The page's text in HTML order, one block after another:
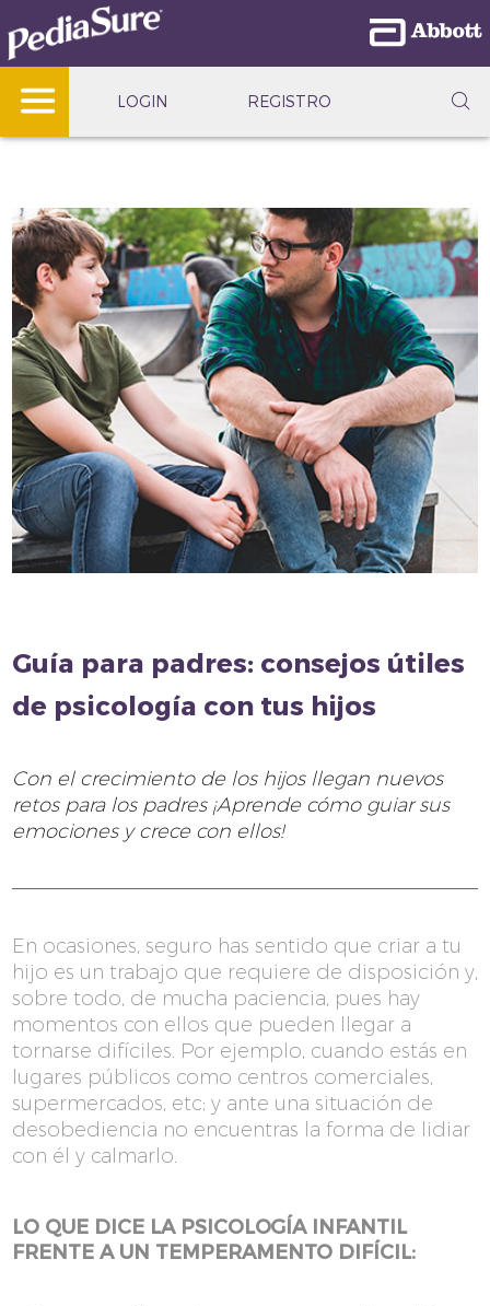
REGISTRO
LOGIN
Guía para padres: consejos útiles
de psicología con tus hijos
Con el crecimiento de los hijos llegan nuevos
retos para los padres ¡Aprende cómo guiar sus
emociones y crece con ellos!
En ocasiones, seguro has sentido que criar a tu
hijo es un trabajo que requiere de disposición y,
sobre todo, de mucha paciencia, pues hay
momentos con ellos que pueden llegar a
tornarse difíciles. Por ejemplo, cuando estás en
lugares públicos como centros comerciales,
supermercados, etc; y ante una situación de
desobediencia no encuentras la forma de lidiar
con él y calmarlo.
LO QUE DICE LA PSICOLOGÍA INFANTIL
FRENTE A UN TEMPERAMENTO DIFÍCIL: